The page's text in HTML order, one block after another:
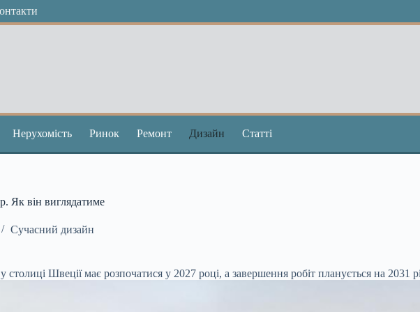
Нерухомість Ринок Ремонт Дизайн Статті
Як він виглядатиме
Сучасний дизайн
столиці Швеції має розпочатися у 2027 році, а завершення робіт планується на 2031